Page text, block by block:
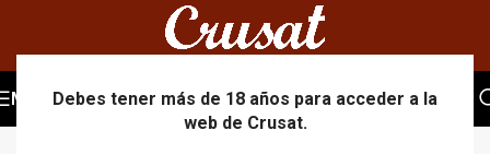
Debes tener más de 18 años para acceder a la
web de Crusat.
MENU